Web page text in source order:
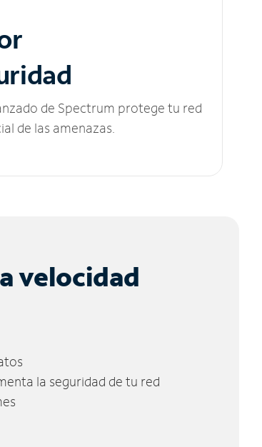
de Spectrum protege tu red
de las amenazas.
velocidad
la seguridad de tu red